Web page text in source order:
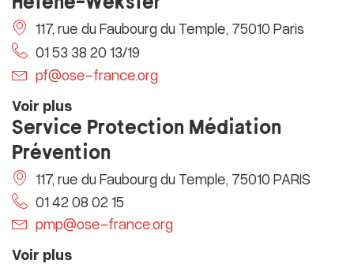
117, rue du Faubourg du Temple, 75010 Paris
01 53 38 20 13/19
pf@ose-france.org
Voir plus
Service Protection Médiation
Prévention
117, rue du Faubourg du Temple, 75010 PARIS
01 42 08 02 15
pmp@ose-france.org
Voir plus